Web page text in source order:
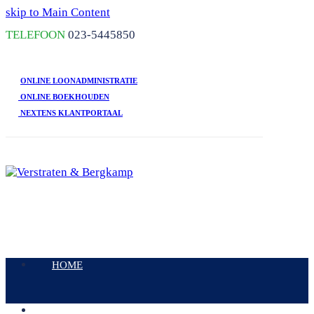
skip to Main Content
TELEFOON 023-5445850
ONLINE LOONADMINISTRATIE
ONLINE BOEKHOUDEN
NEXTENS KLANTPORTAAL
Mobile
HOME